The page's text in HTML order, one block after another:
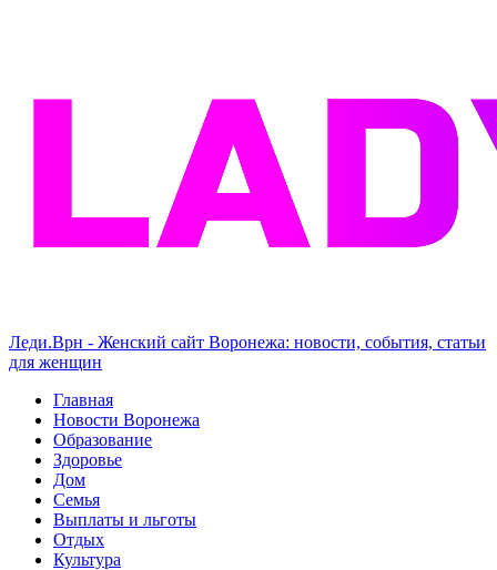
Леди.Врн - Женский сайт Воронежа: новости, события, статьи
для женщин
Главная
Новости Воронежа
Образование
Здоровье
Дом
Семья
Выплаты и льготы
Отдых
Культура